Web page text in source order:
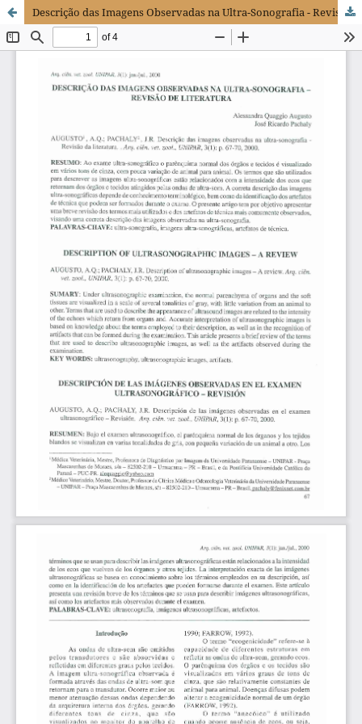
Descrição das Imagens Observadas na Ultra-Sonografia - Revisão de Literatura